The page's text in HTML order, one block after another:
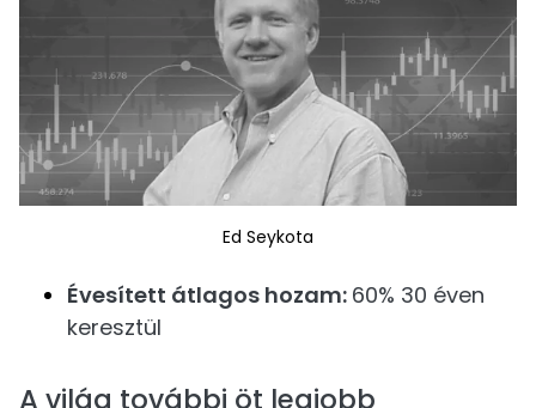
Ed Seykota
Évesített átlagos hozam: 60% 30 éven
keresztül
A világ további öt legjobb